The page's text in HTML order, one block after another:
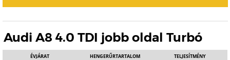
Audi A8 4.0 TDI jobb oldal Turbó
ÉVJÁRAT HENGERŰRTARTALOM TELJESÍTMÉNY